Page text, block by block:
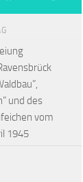
und des
vom
1945